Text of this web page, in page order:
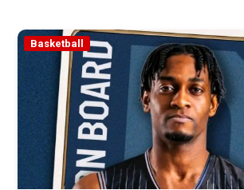
Basketball